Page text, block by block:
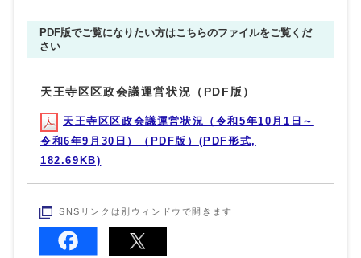
PDF版でご覧になりたい方はこちらのファイルをご覧くだ
さい
天王寺区区政会議運営状況（PDF版）
天王寺区区政会議運営状況（令和5年10月1日～
令和6年9月30日）（PDF版）(PDF形式,
182.69KB)
SNSリンクは別ウィンドウで開きます